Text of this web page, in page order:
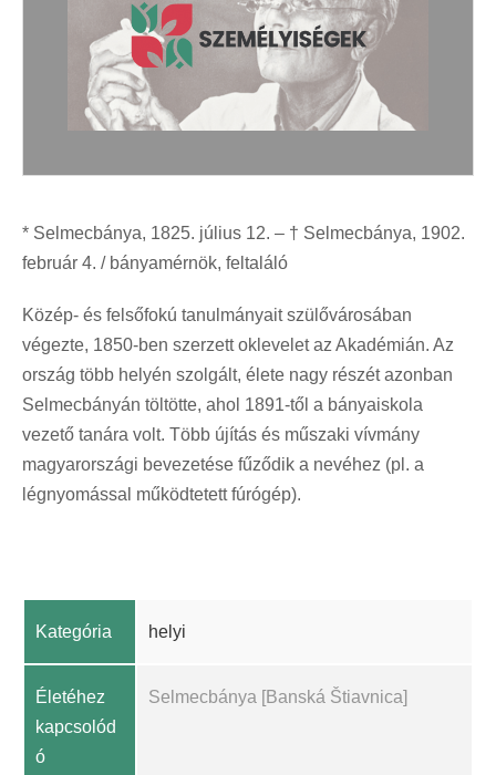
* Selmecbánya, 1825. július 12. – † Selmecbánya, 1902.
február 4. / bányamérnök, feltaláló
Közép- és felsőfokú tanulmányait szülővárosában
végezte, 1850-ben szerzett oklevelet az Akadémián. Az
ország több helyén szolgált, élete nagy részét azonban
Selmecbányán töltötte, ahol 1891-től a bányaiskola
vezető tanára volt. Több újítás és műszaki vívmány
magyarországi bevezetése fűződik a nevéhez (pl. a
légnyomással működtetett fúrógép).
Kategória helyi
Életéhez
kapcsolód
ó
Selmecbánya [Banská Štiavnica]